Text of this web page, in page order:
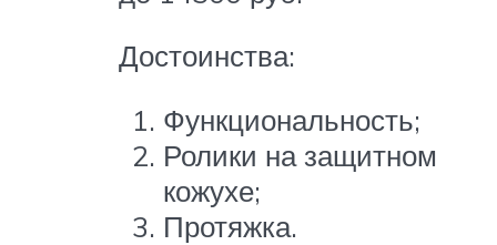
Достоинства:
Функциональность;
Ролики на защитном
кожухе;
Протяжка.